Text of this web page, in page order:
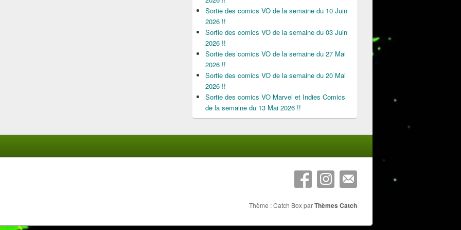
Sortie des comics VO de la semaine du 10 Juin
2026 !!
Sortie des comics VO de la semaine du 03 Juin
2026 !!
Sortie des comics VO de la semaine du 27 Mai
2026 !!
Sortie des comics VO de la semaine du 20 Mai
2026 !!
Sortie des comics VO Marvel et Indies Comics
de la semaine du 13 Mai 2026 !!
Thème : Catch Box parThèmes Catch